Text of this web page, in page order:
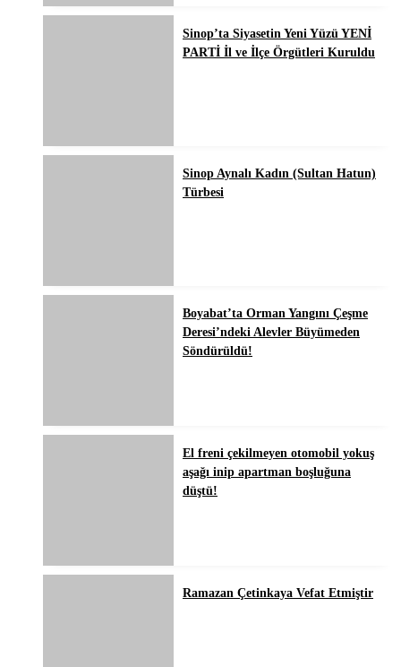
Sinop’ta Siyasetin Yeni Yüzü YENİ
PARTİ İl ve İlçe Örgütleri Kuruldu
Sinop Aynalı Kadın (Sultan Hatun)
Türbesi
Boyabat’ta Orman Yangını Çeşme
Deresi’ndeki Alevler Büyümeden
Söndürüldü!
El freni çekilmeyen otomobil yokuş
aşağı inip apartman boşluğuna
düştü!
Ramazan Çetinkaya Vefat Etmiştir